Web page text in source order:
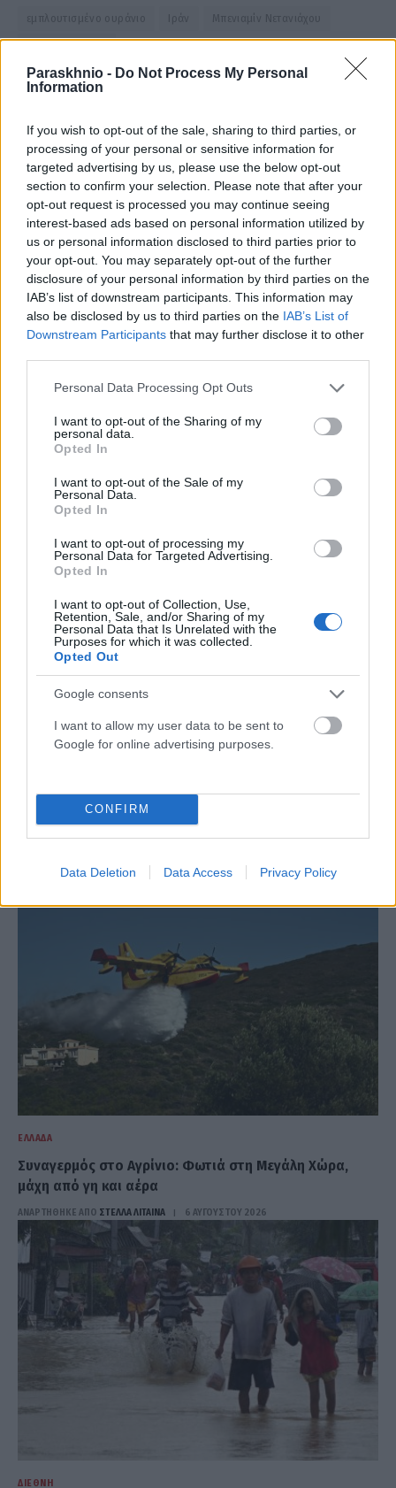
Paraskhnio - Do Not Process My Personal
Information
If you wish to opt-out of the sale, sharing to third parties, or
processing of your personal or sensitive information for
targeted advertising by us, please use the below opt-out
section to confirm your selection. Please note that after your
opt-out request is processed you may continue seeing
interest-based ads based on personal information utilized by
us or personal information disclosed to third parties prior to
your opt-out. You may separately opt-out of the further
disclosure of your personal information by third parties on the
IAB’s list of downstream participants. This information may
also be disclosed by us to third parties on the IAB’s List of
Downstream Participants that may further disclose it to other
Please note that this website/app uses one or more Google
not limited to your visit or usage behaviour. You may click to
grant or deny consent to Google and its third-party tags to
use your data for below specified purposes in below Google
consent section.
Personal Data Processing Opt Outs
I want to opt-out of the Sharing of my
personal data.
Opted In
I want to opt-out of the Sale of my
Personal Data.
Opted In
I want to opt-out of processing my
Personal Data for Targeted Advertising.
Opted In
I want to opt-out of Collection, Use,
Retention, Sale, and/or Sharing of my
Personal Data that Is Unrelated with the
Purposes for which it was collected.
Opted Out
Google consents
I want to allow my user data to be sent to
Google for online advertising purposes.
CONFIRM
Data Deletion Data Access Privacy Policy
εμπλουτισμένο ουράνιο Ιράν Μπενιαμίν Νετανιάχου
FacebookTwitter Pinterest LinkedInTumblr Email
ΠΡΟΗΓΟΎΜΕΝΟ ΆΡΘΡΟ
Ποιά είναι 4 τα ζώδια που
έχουν μόνιμα το mom mode
ενεργοποιημένο;
ΕΠΌΜΕΝΟ ΆΡΘΡΟ
Τζιτζικώστας από τον Έβρο:
«Η Ευρώπη προστατεύει τα
σύνορά της» — 1,7 δισ. ευρώ
για φράχτη και επιτήρηση
Υπόθεση Κυψέλης: «Κάτι δεν μου κόλλαγε» – Η
αποκαλυπτική κατάθεση της συζύγου του
κατηγορούμενου
ΑΝΑΡΤΗΘΗΚΕ ΑΠΟ ΣΤΈΛΛΑ ΛΊΤΑΙΝΑ 6 ΑΥΓΟΎΣΤΟΥ 2026
ΕΛΛΆΔΑ
Συναγερμός στο Αγρίνιο: Φωτιά στη Μεγάλη Χώρα,
μάχη από γη και αέρα
ΑΝΑΡΤΗΘΗΚΕ ΑΠΟ ΣΤΈΛΛΑ ΛΊΤΑΙΝΑ 6 ΑΥΓΟΎΣΤΟΥ 2026
ΔΙΕΘΝΉ